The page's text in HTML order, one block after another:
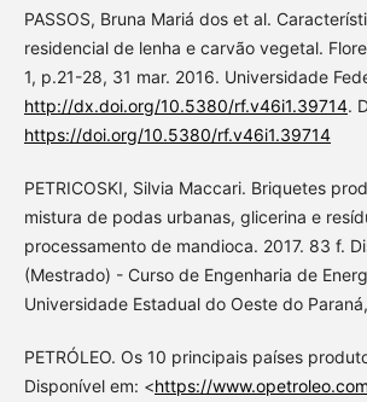
PASSOS, Bruna Mariá dos et al.
residencial de lenha e carvão vegetal.
1, p.21-28, 31 mar. 2016. Universidade
http://dx.doi.org/10.5380/rf.v46i1.39714.
https://doi.org/10.5380/rf.v46i1.39714
PETRICOSKI, Silvia Maccari. Briquetes
mistura de podas urbanas, glicerina e
processamento de mandioca. 2017. 83 f.
(Mestrado) - Curso de Engenharia de
Universidade Estadual do Oeste do
PETRÓLEO. Os 10 principais países
Disponível em: <https://